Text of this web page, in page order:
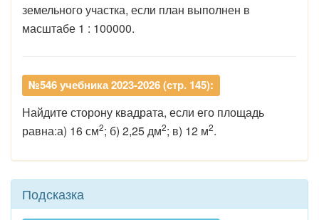
земельного участка, если план выполнен в
масштабе 1 : 100000.
№546 учебника 2023-2026 (стр. 145):
Найдите сторону квадрата, если его площадь
равна:а) 16 см2; б) 2,25 дм2; в) 12 м2.
Подсказка